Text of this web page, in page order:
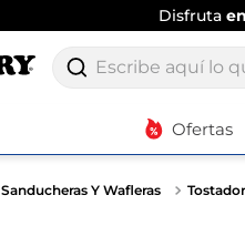
Disfruta
Escribe aquí lo que
Ofertas
Sanducheras Y Wafleras